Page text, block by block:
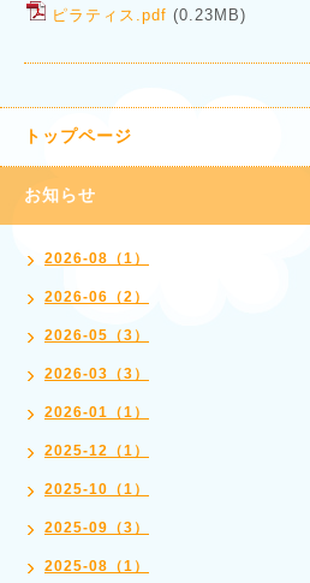
ピラティス.pdf (0.23MB)
トップページ
お知らせ
2026-08（1）
2026-06（2）
2026-05（3）
2026-03（3）
2026-01（1）
2025-12（1）
2025-10（1）
2025-09（3）
2025-08（1）